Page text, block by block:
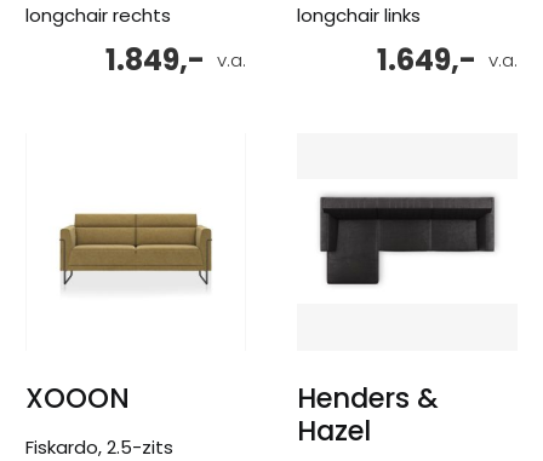
longchair rechts
v.a.
1.849,-
longchair links
v.a.
1.649,-
XOOON
Fiskardo, 2.5-zits
Henders &
Hazel